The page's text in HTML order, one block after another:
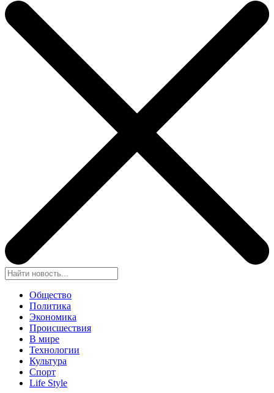
Общество
Политика
Экономика
Происшествия
В мире
Технологии
Культура
Спорт
Life Style